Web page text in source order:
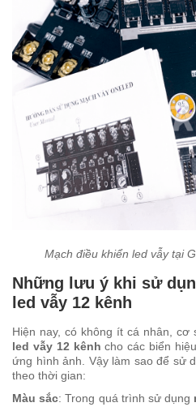
Mạch điều khiển led vẫy tại
Những lưu ý khi sử
led vẫy 12 kênh
Hiện nay, có không ít cá nhân, cơ
led vẫy 12 kênh cho các biển
ứng hình ảnh. Vậy làm sao để sử
theo thời gian:
Màu sắc: Trong quá trình sử dụng